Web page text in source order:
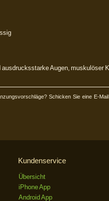
Augen, muskulöser
Schicken Sie eine E-
Kundenservice
Übersicht
iPhone App
Android App